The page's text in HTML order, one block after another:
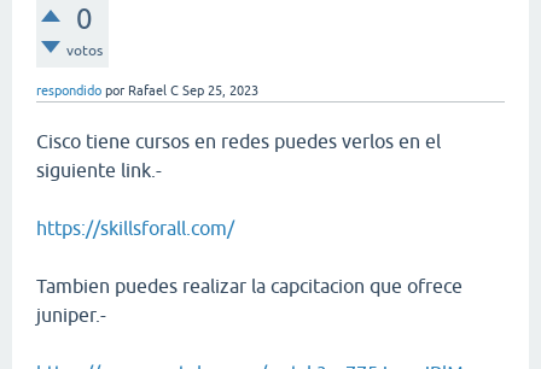
0
votos
respondido por Rafael C Sep 25, 2023
Cisco tiene cursos en redes puedes verlos en el
siguiente link.-
https://skillsforall.com/
Tambien puedes realizar la capcitacion que ofrece
juniper.-